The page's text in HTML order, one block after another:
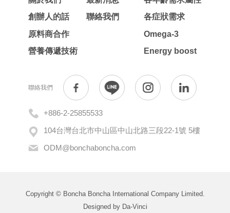
創辦人的話
原料商合作
營養傳遞技術
聯絡我們
各症狀需求
Omega-3
Energy boost
聯絡我們
+886-2-25855533
104台灣台北市中山區中山北路三段22-1號 5樓
ODM@bonchaboncha.com
Copyright © Boncha Boncha International Company Limited.
Designed by Da-Vinci